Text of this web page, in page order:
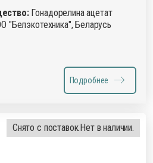
Гонадорелина ацетат
"Белэкотехника", Беларусь
Подробнее
Снято с поставок.Нет в наличии.